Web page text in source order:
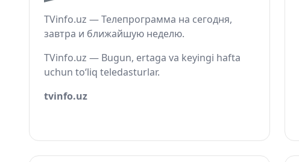
TVinfo.uz — Телепрограмма на сегодня,
завтра и ближайшую неделю.
TVinfo.uz — Bugun, ertaga va keyingi hafta
uchun to‘liq teledasturlar.
tvinfo.uz